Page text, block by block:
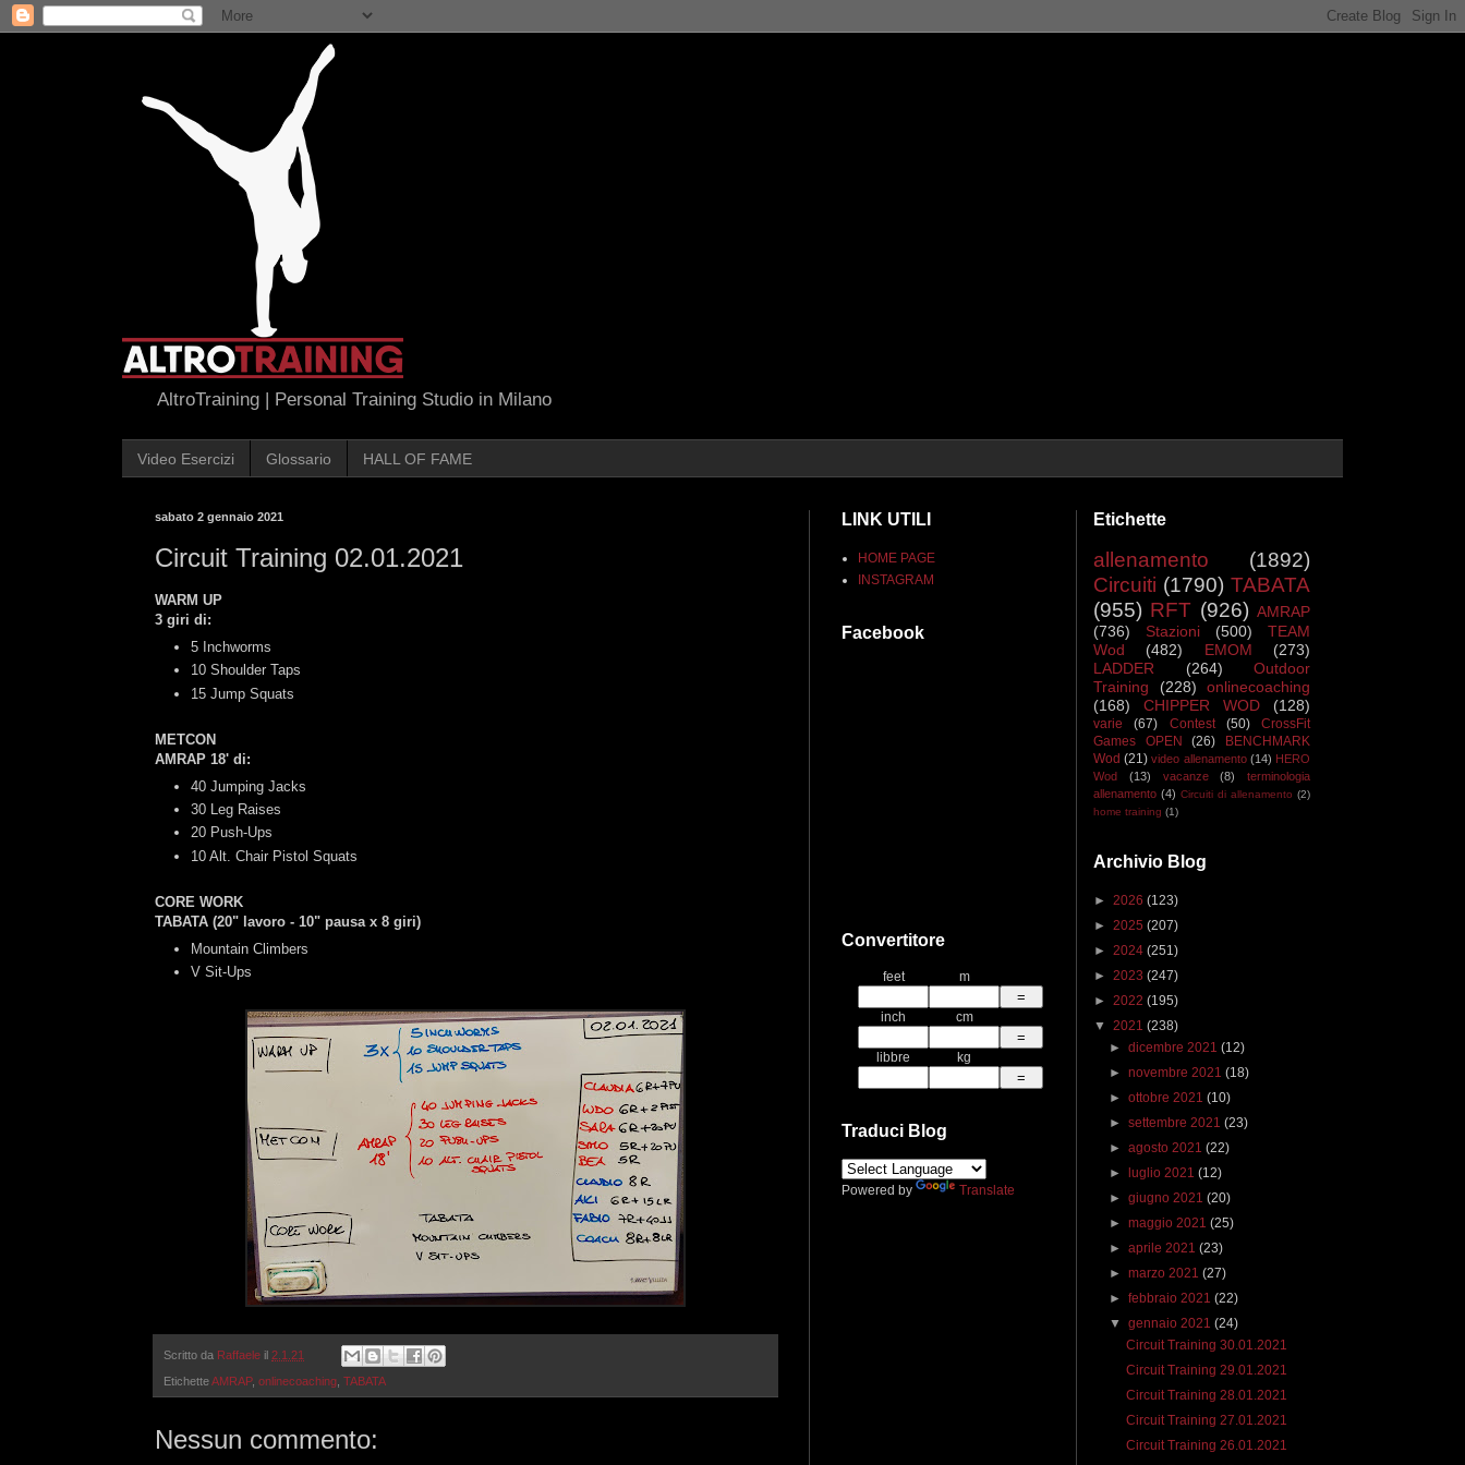
AltroTraining | Personal Training Studio in Milano
Video Esercizi Glossario HALL OF FAME
sabato 2 gennaio 2021
Circuit Training 02.01.2021
WARM UP
3 giri di:
5 Inchworms
10 Shoulder Taps
15 Jump Squats
METCON
AMRAP 18' di:
40 Jumping Jacks
30 Leg Raises
20 Push-Ups
10 Alt. Chair Pistol Squats
CORE WORK
TABATA (20" lavoro - 10" pausa x 8 giri)
Mountain Climbers
V Sit-Ups
Scritto da Raffaele il 2.1.21
EtichetteAMRAP, onlinecoaching TABATA
Nessun commento:
LINK UTILI
HOME PAGE
INSTAGRAM
Facebook
Convertitore
feet m
inch cm
libbre kg
Traduci Blog
Powered by Translate
Etichette
allenamento
(1892)
Circuiti (1790) TABATA
(955) RFT (926) AMRAP
(736)
Stazioni (500)
TEAM
Wod
(482) EMOM
(273)
LADDER
(264)
Outdoor
Training
(228)
onlinecoaching
(168)
CHIPPER WOD (128)
varie (67) Contest (50)
CrossFit
Games OPEN
(26)
BENCHMARK
Wod (21) video allenamento (14) HERO
Wod
(13) vacanze (8)
terminologia
allenamento (4) Circuiti di allenamento (2)
home training (1)
Archivio Blog
► 2026 (123)
► 2025 (207)
► 2024 (251)
► 2023 (247)
► 2022 (195)
▼ 2021 (238)
►dicembre 2021(12)
►novembre 2021(18)
►ottobre 2021(10)
►settembre 2021(23)
►agosto 2021(22)
►
luglio 2021(12)
►giugno 2021(20)
►maggio 2021(25)
►aprile 2021(23)
►marzo 2021(27)
►febbraio 2021(22)
▼gennaio 2021(24)
Circuit Training 30.01.2021
Circuit Training 29.01.2021
Circuit Training 28.01.2021
Circuit Training 27.01.2021
Circuit Training 26.01.2021